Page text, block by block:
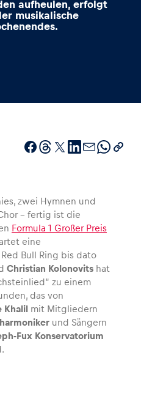
Alle anzeigen
Alle anzeigen
aufheulen, erfolgt
musikalische
zwei Hymnen und
– fertig ist die
Formula 1 Großer Preis
eine
Bull Ring bis dato
Christian Kolonovits hat
zu einem
das von
Khalil mit Mitgliedern
und Sängern
Fux Konservatorium